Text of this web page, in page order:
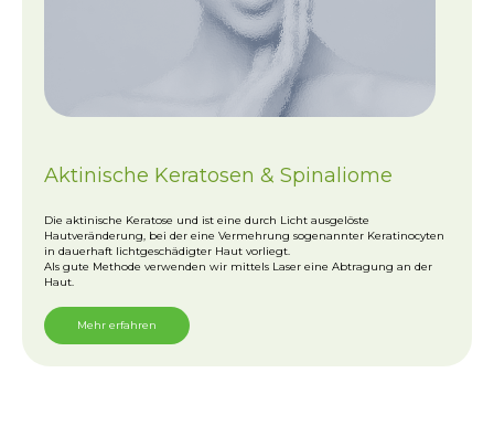
Aktinische Keratosen & Spinaliome
Die aktinische Keratose und ist eine durch Licht ausgelöste
Hautveränderung, bei der eine Vermehrung sogenannter Keratinocyten
in dauerhaft lichtgeschädigter Haut vorliegt.
Als gute Methode verwenden wir mittels Laser eine Abtragung an der
Haut.
Mehr erfahren